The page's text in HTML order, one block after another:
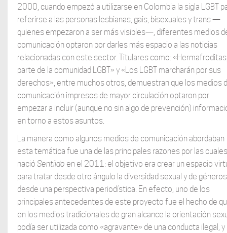
2000, cuando empezó a utilizarse en Colombia la sigla LGBT
referirse a las personas lesbianas, gais, bisexuales y trans —
quienes empezaron a ser más visibles—, diferentes medios
comunicación optaron por darles más espacio a las noticias
relacionadas con este sector. Titulares como:
parte de la comunidad LGBT» y «Los LGBT marcharán por sus
derechos», entre muchos otros, demuestran que los medios
comunicación impresos de mayor circulación optaron por
empezar a incluir (aunque no sin algo de prevención)
en torno a estos asuntos.
La manera como algunos medios de comunicación abordaban
esta temática fue una de las principales razones por las cuales
nació Sentiido en el 2011: el objetivo era crear un espacio
para tratar desde otro ángulo la diversidad sexual y de géneros
desde una perspectiva periodística. En efecto, uno de los
principales antecedentes de este proyecto fue el hecho de
en los medios tradicionales de gran alcance la orientación
podía ser utilizada como «agravante» de una conducta ilegal, y